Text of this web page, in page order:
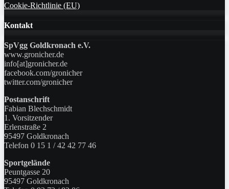
Cookie-Richtlinie (EU)
Kontakt
SpVgg Goldkronach e.V.
www.gronicher.de
info[at]gronicher.de
facebook.com/gronicher
twitter.com/gronicher
Postanschrift
Fabian Blechschmidt
1. Vorsitzender
Erlenstraße 2
95497 Goldkronach
Telefon 0 15 1 / 42 42 77 46
Sportgelände
Peuntgasse 20
95497 Goldkronach